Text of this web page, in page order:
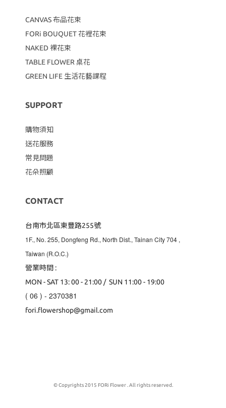
CANVAS布品花束
FORi BOUQUET 花裡花束
NAKED 裸花束
TABLE FLOWER 桌花
GREEN LIFE 生活花藝課程
SUPPORT
購物須知
送花服務
常見問題
花朵照顧
CONTACT
台南市北區東豐路255號
1F., No. 255, Dongfeng Rd., North Dist., Tainan City 704 ,
Taiwan (R.O.C.)
營業時間 :
MON - SAT 13: 00 - 21:00 / SUN 11:00 - 19:00
( 06 ) - 2370381
fori.flowershop@gmail.com
© Copyrights 2015 FORi Flower . All rights reserved.